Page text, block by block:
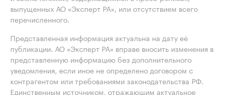
выпущенных АО «Эксперт РА», или отсутствием всего
перечисленного.
Представленная информация актуальна на дату её
публикации. АО «Эксперт РА» вправе вносить изменения в
представленную информацию без дополнительного
уведомления, если иное не определено договором с
контрагентом или требованиями законодательства РФ.
Единственным источником, отражающим актуальное